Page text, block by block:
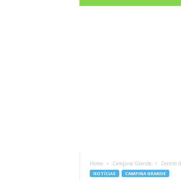
Home Campina Grande Centro
NOTÍCIAS CAMPINA GRANDE